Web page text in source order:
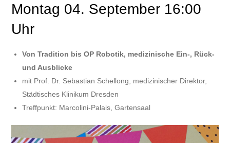
Montag 04. September 16:00
Uhr
Von Tradition bis OP Robotik, medizinische Ein-, Rück-
und Ausblicke
mit Prof. Dr. Sebastian Schellong, medizinischer Direktor,
Städtisches Klinikum Dresden
Treffpunkt: Marcolini-Palais, Gartensaal